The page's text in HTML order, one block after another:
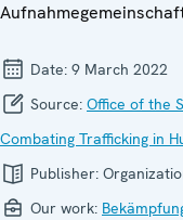
Date: 9 March 2022
Source: Office of the
Combating Trafficking in
Publisher:
Our work: